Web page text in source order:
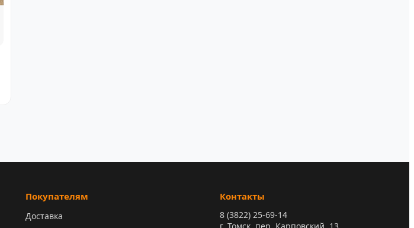
Покупателям
Доставка
Контакты
8 (3822) 25-69-14